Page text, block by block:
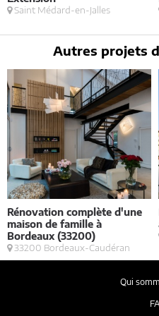
Saint Médard-en-Jalles
Autres projets
Rénovation complète d'une
maison de famille à
Bordeaux (33200)
33200 Bordeaux-Caudéran
Qui